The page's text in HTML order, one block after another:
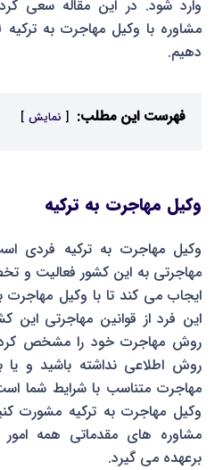
وارد شود. در این مقاله سعی
مشاوره با وکیل مهاجرت به
دهیم.
فهرست این مطلب: نمایش
وکیل مهاجرت به ترکیه
وکیل مهاجرت به ترکیه فردی
مهاجرتی به این کشور فعالیت و
ایجاب می کند تا با وکیل مهاجرت
این فرد از قوانین مهاجرتی
روش مهاجرت خود را مشخص کرده
روش اطلاعی نداشته باشید و یا
مهاجرت متناسب با شرایط شما
وکیل مهاجرت به ترکیه مشورت
مشاوره های مقدماتی همه
برعهده می گیرد.